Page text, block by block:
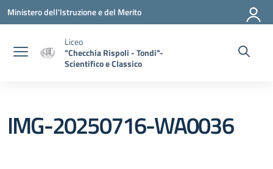
Vai ai contenuti
Vai al menu di navigazione
Vai al footer
Ministero dell'Istruzione e del Merito
Liceo
"Checchia Rispoli - Tondi"-
Scientifico e Classico
IMG-20250716-WA0036